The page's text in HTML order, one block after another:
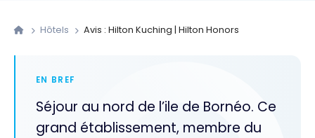
Hôtels Avis : Hilton Kuching | Hilton Honors
EN BREF
Séjour au nord de l’ile de Bornéo. Ce
grand établissement, membre du